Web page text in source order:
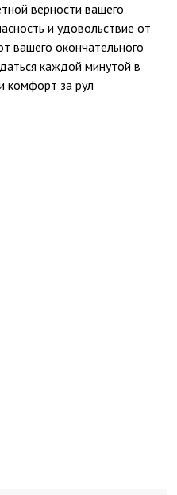
верности вашего
и удовольствие от
вашего окончательного
каждой минутой в
комфорт за рул